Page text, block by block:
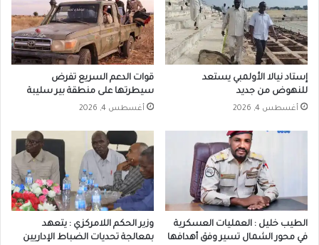
إستاد نيالا الأولمبي يستعد
للنهوض من جديد
أغسطس 4, 2026
قوات الدعم السريع تفرض
سيطرتها على منطقة بير سليبة
أغسطس 4, 2026
الطيب خليل : العمليات العسكرية
في محور الشمال تسير وفق أهدافها
وزير الحكم اللامركزي : يتعهد
بمعالجة تحديات الضباط الإداريين